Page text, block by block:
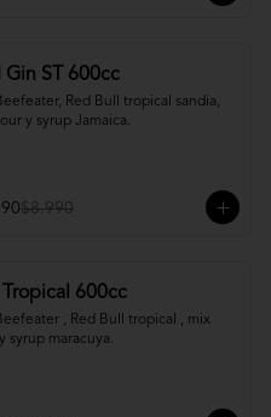
Gin ST 600cc
Red Bull tropical sandia,
y syrup Jamaica.
$8.990
600cc
, Red Bull tropical , mix
syrup maracuya.